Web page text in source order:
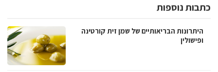
כתבות נוספות
היתרונות הבריאותיים של שמן זית קורטינה
ופישולין